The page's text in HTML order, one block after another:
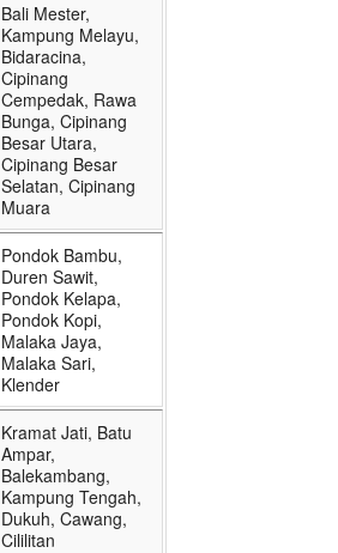
Bali Mester,
Kampung Melayu,
Bidaracina,
Cipinang
Cempedak, Rawa
Bunga, Cipinang
Besar Utara,
Cipinang Besar
Selatan, Cipinang
Muara
Pondok Bambu,
Duren Sawit,
Pondok Kelapa,
Pondok Kopi,
Malaka Jaya,
Malaka Sari,
Klender
Kramat Jati, Batu
Ampar,
Balekambang,
Kampung Tengah,
Dukuh, Cawang,
Cililitan